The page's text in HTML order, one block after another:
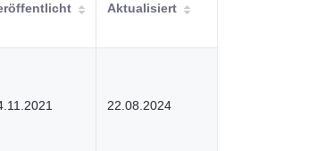
Aktualisiert
22.08.2024